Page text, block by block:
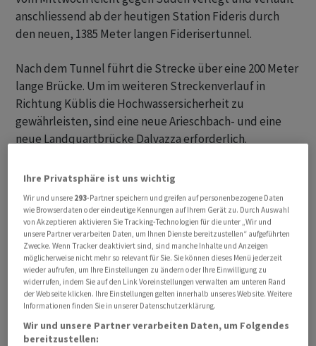
anschliessend ab der heutigen Station Fideris durch
den neuen, 1385 Meter langen Fiderisertunnel.
Nach dem Tunnel führt die Strecke über eine 200 Meter
lange Brücke. Um im weiteren Streckenverlauf in
Richtung Küblis die Hochwassersicherheit zu
gewährleisten, sind eine neue Arieschbach- und eine
neue Landquartbrücke Dalvazza erforderlich.
zwischen Äuli und Dalvazza für die drei Verkehrsträger
gemäss RhB sieben neue Brücken und ein längeres
Stützbauwerk erforderlich.
Durch die Aufhebung des RhB-Trassees in der Talsohle
wird der notwendige Raum für die getrennte und
sichere Führung der neuen National- und Lokalstrasse
geschaffen.
Ihre Privatsphäre ist uns wichtig
Wir und unsere 293-Partner speichern und greifen auf personenbezogene Daten
wie Browserdaten oder eindeutige Kennungen auf Ihrem Gerät zu. Durch Auswahl
von Akzeptieren aktivieren Sie Tracking-Technologien für die unter „Wir und
unsere Partner verarbeiten Daten, um Ihnen Dienste bereitzustellen“ aufgeführten
Zwecke. Wenn Tracker deaktiviert sind, sind manche Inhalte und Anzeigen
möglicherweise nicht mehr so relevant für Sie. Sie können dieses Menü jederzeit
wieder aufrufen, um Ihre Einstellungen zu ändern oder Ihre Einwilligung zu
widerrufen, indem Sie auf den Link Voreinstellungen verwalten am unteren Rand
der Webseite klicken. Ihre Einstellungen gelten innerhalb unseres Website. Weitere
Informationen finden Sie in unserer Datenschutzerklärung.
Wir und unsere Partner verarbeiten Daten, um Folgendes
bereitzustellen: